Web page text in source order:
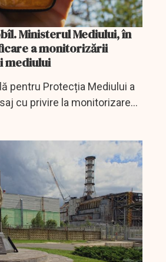
Ministerul Mediului, în
a monitorizării
mediului
pentru Protecția Mediului a
cu privire la monitorizarea
în contextul luptelor